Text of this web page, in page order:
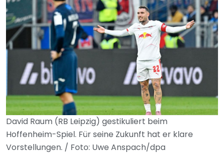
David Raum (RB Leipzig) gestikuliert beim
Hoffenheim-Spiel. Für seine Zukunft hat er klare
Vorstellungen. / Foto: Uwe Anspach/dpa